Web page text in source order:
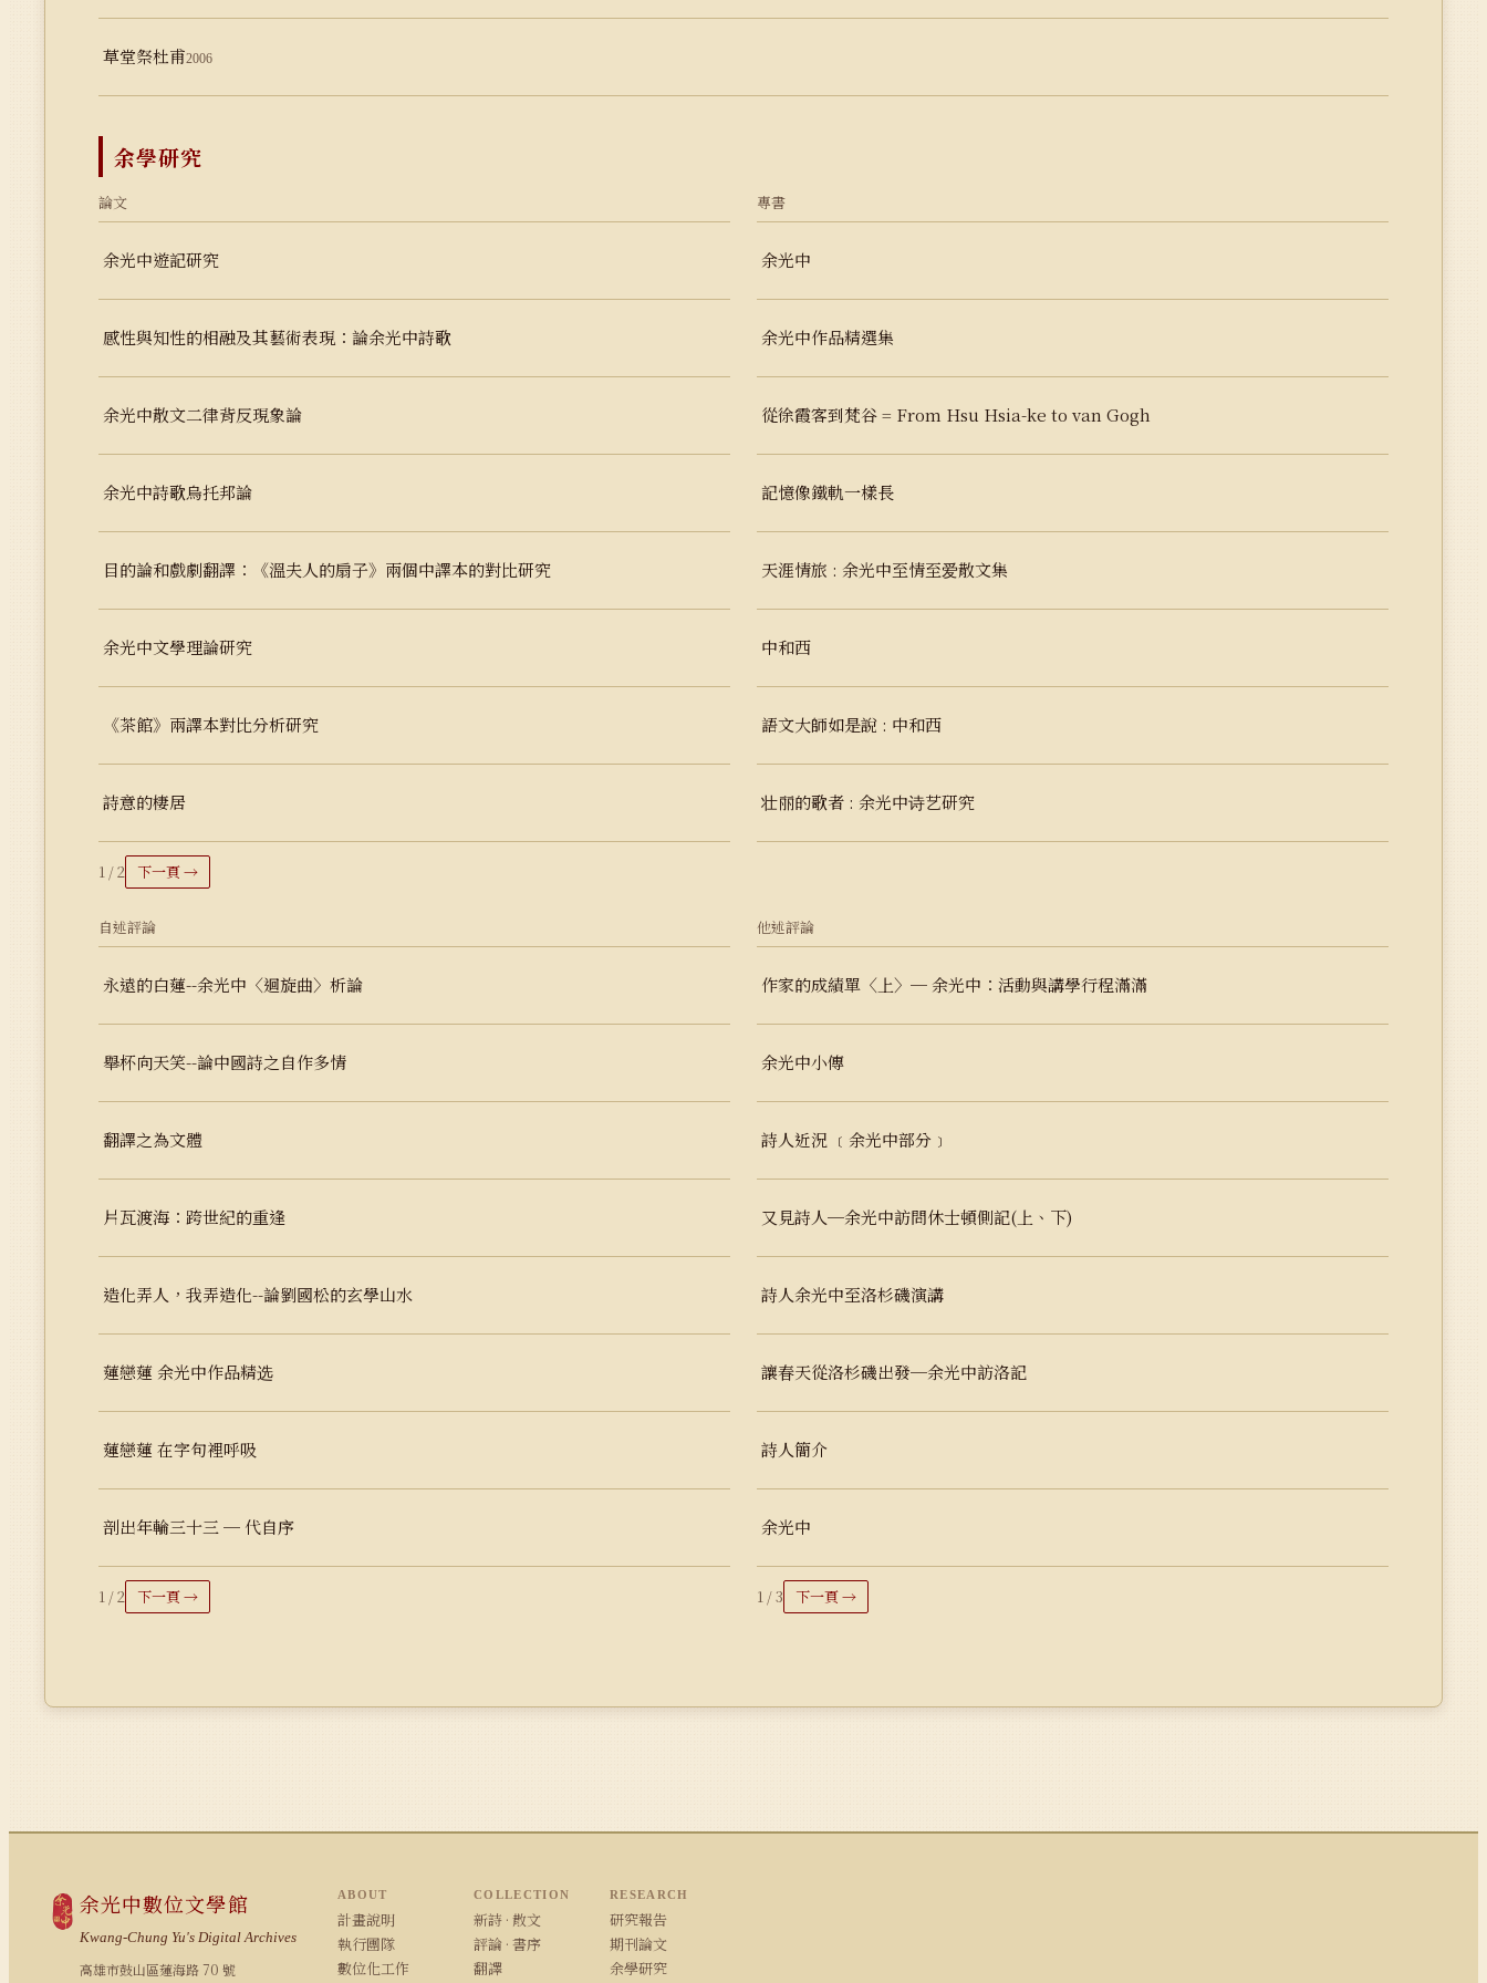
草堂祭杜甫2006
余學研究
論文
余光中遊記研究
感性與知性的相融及其藝術表現：論余光中詩歌
余光中散文二律背反現象論
余光中詩歌烏托邦論
目的論和戲劇翻譯：《溫夫人的扇子》兩個中譯本的對比研究
余光中文學理論研究
《茶館》兩譯本對比分析研究
詩意的棲居
1 / 2 下一頁 →
專書
余光中
余光中作品精選集
從徐霞客到梵谷 = From Hsu Hsia-ke to van Gogh
記憶像鐵軌一樣長
天涯情旅 : 余光中至情至爱散文集
中和西
語文大師如是說 : 中和西
壮丽的歌者 : 余光中诗艺研究
自述評論
永遠的白蓮--余光中〈迴旋曲〉析論
舉杯向天笑--論中國詩之自作多情
翻譯之為文體
片瓦渡海：跨世紀的重逢
造化弄人，我弄造化--論劉國松的玄學山水
蓮戀蓮 余光中作品精选
蓮戀蓮 在字句裡呼吸
剖出年輪三十三 ─ 代自序
1 / 2 下一頁 →
他述評論
作家的成績單〈上〉─ 余光中：活動與講學行程滿滿
余光中小傳
詩人近況 ﹝余光中部分﹞
又見詩人─余光中訪問休士頓側記(上、下)
詩人余光中至洛杉磯演講
讓春天從洛杉磯出發─余光中訪洛記
詩人簡介
余光中
1 / 3 下一頁 →
余光中數位文學館
Kwang-Chung Yu's Digital Archives
高雄市鼓山區蓮海路 70 號
ABOUT
計畫說明
執行團隊
數位化工作
COLLECTION
新詩 · 散文
評論 · 書序
翻譯
RESEARCH
研究報告
期刊論文
余學研究